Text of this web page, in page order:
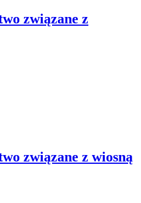
związane z
związane z wiosną